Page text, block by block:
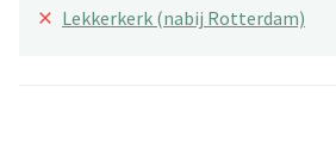
× Lekkerkerk (nabij Rotterdam)